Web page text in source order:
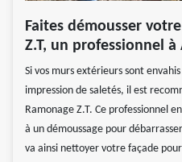
Faites démousser
Z.T, un professionnel à
Si vos murs extérieurs sont
impression de saletés, il est
Ramonage Z.T. Ce professionnel
à un démoussage pour
va ainsi nettoyer votre façade